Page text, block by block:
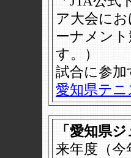
ア大会に
ーナメン
す。）
試合に参
愛知県テ
「愛知県
来年度（